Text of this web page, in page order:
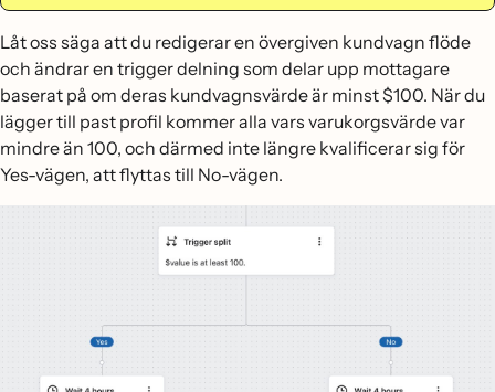
Låt oss säga att du redigerar en övergiven kundvagn flöde
och ändrar en trigger delning som delar upp mottagare
baserat på om deras kundvagnsvärde är minst $100. När du
lägger till past profil kommer alla vars varukorgsvärde var
mindre än 100, och därmed inte längre kvalificerar sig för
Yes-vägen, att flyttas till No-vägen.